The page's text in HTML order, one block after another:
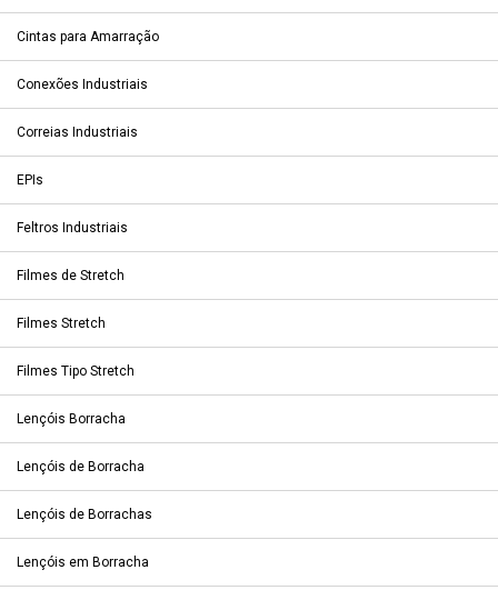
Cintas para Amarração
Conexões Industriais
Correias Industriais
EPIs
Feltros Industriais
Filmes de Stretch
Filmes Stretch
Filmes Tipo Stretch
Lençóis Borracha
Lençóis de Borracha
Lençóis de Borrachas
Lençóis em Borracha